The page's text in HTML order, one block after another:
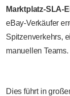
Marktplatz-SLA-
eBay-Verkäufer
Spitzenverkehrs,
manuellen Teams.
Dies führt in